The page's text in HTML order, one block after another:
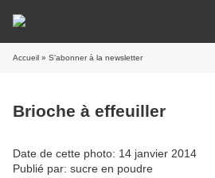
Accueil » S'abonner à la newsletter
Brioche à effeuiller
Date de cette photo: 14 janvier 2014
Publié par: sucre en poudre